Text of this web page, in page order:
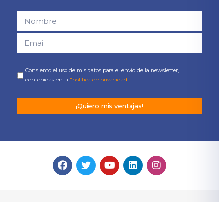
Consiento el uso de mis datos para el envío de la newsletter,
contenidas en la "política de privacidad".
¡Quiero mis ventajas!